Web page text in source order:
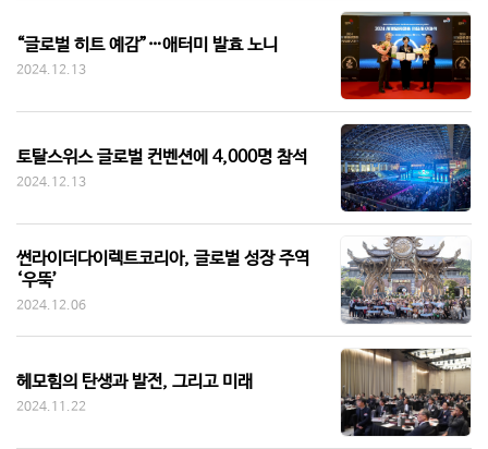
“글로벌 히트 예감”…애터미 발효 노니
2024.12.13
토탈스위스 글로벌 컨벤션에 4,000명 참석
2024.12.13
썬라이더다이렉트코리아, 글로벌 성장 주역
‘우뚝’
2024.12.06
헤모힘의 탄생과 발전, 그리고 미래
2024.11.22